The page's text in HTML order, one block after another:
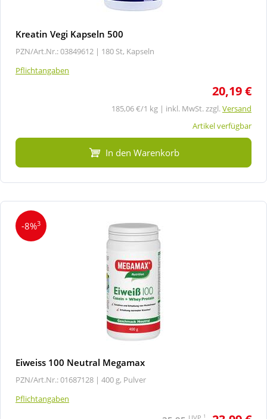
Kreatin Vegi Kapseln 500
PZN/Art.Nr.: 03849612 | 180 St, Kapseln
Pflichtangaben
20,19 €
185,06 €/1 kg | inkl. MwSt. zzgl.Versand
Artikel verfügbar
In den Warenkorb
-8%3
Eiweiss 100 Neutral Megamax
PZN/Art.Nr.: 01687128 | 400 g, Pulver
Pflichtangaben
1